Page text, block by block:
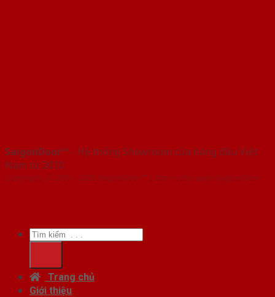
SaigonDoor™ - Hệ thống Showroom cửa hàng đầu Việt
Nam từ 2010
Copyright ⓒ 2010 – 2026 SaigonDoor™ | Đơn vị chủ quản SaigonDoor
Tìm
kiếm:
Trang chủ
Giới thiệu